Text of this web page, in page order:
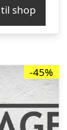
kr. 2.353,00.
shop
-45%